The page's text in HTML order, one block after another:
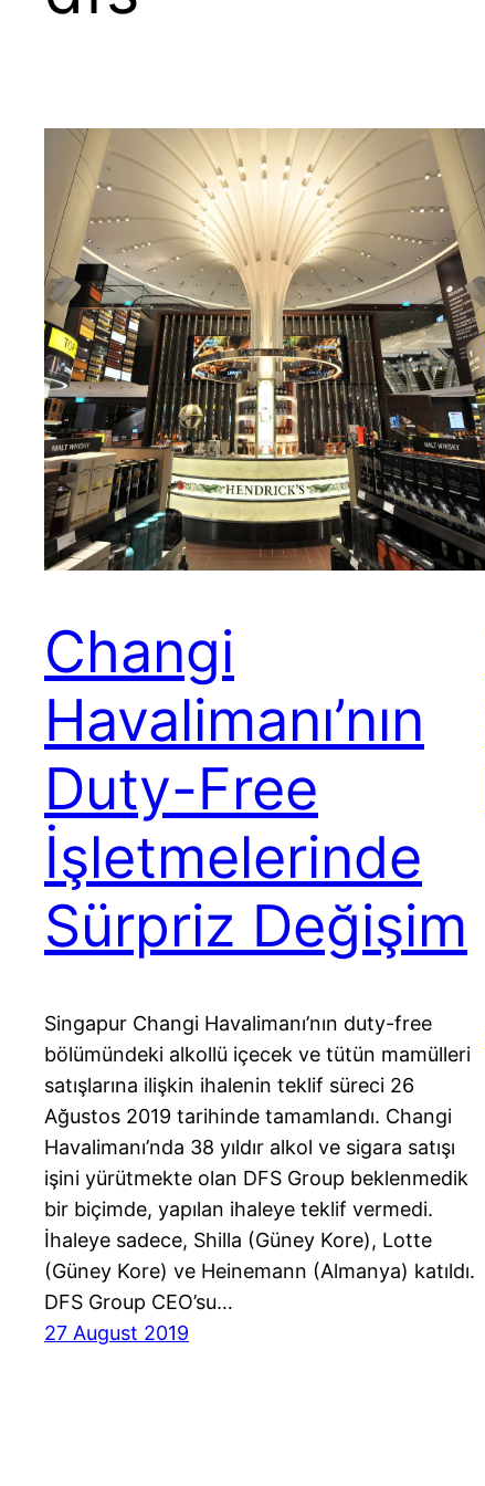
Changi
Havalimanı’nın
Duty-Free
İşletmelerinde
Sürpriz Değişim
Singapur Changi Havalimanı’nın duty-free
bölümündeki alkollü içecek ve tütün mamülleri
satışlarına ilişkin ihalenin teklif süreci 26
Ağustos 2019 tarihinde tamamlandı. Changi
Havalimanı’nda 38 yıldır alkol ve sigara satışı
işini yürütmekte olan DFS Group beklenmedik
bir biçimde, yapılan ihaleye teklif vermedi.
İhaleye sadece, Shilla (Güney Kore), Lotte
(Güney Kore) ve Heinemann (Almanya) katıldı.
DFS Group CEO’su…
27 August 2019